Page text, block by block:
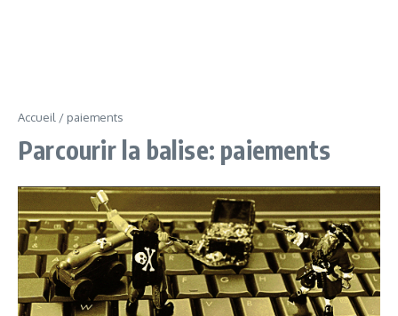
Accueil / paiements
Parcourir la balise: paiements